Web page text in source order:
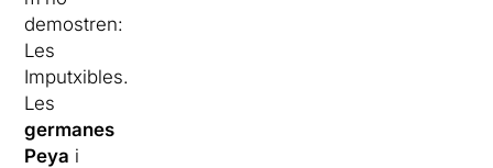
demostren:
Les
Imputxibles.
Les
germanes
Peya i